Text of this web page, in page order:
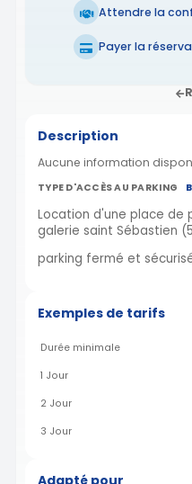
Attendre la
Payer la
Description
Aucune information
TYPE D'ACCÈS AU PARKING
Location d'une place de
galerie saint Sébastien
parking fermé et
Exemples de tarifs
Durée minimale
1 Jour
2 Jour
3 Jour
Adapté pour